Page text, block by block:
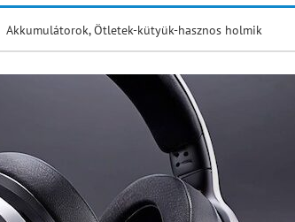
Akkumulátorok,Ötletek-kütyük-hasznos holmik